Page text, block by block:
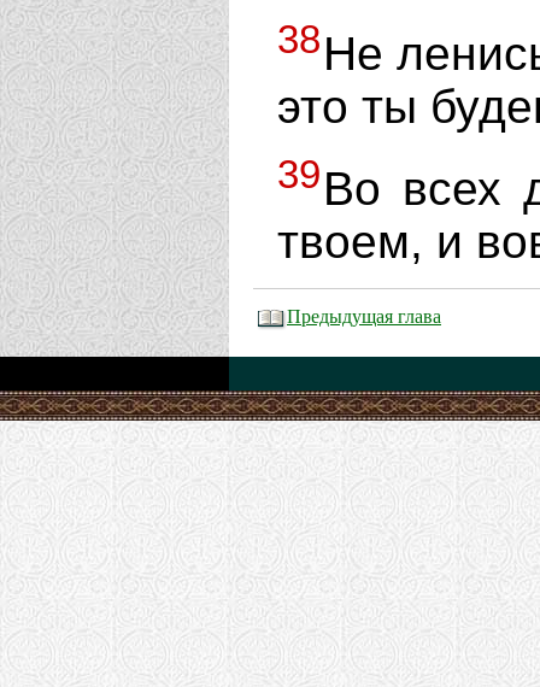
38Не
это ты
39Во всех
твоем, и
Предыдущая глава